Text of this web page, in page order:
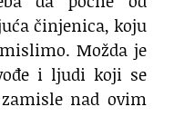
činjenica, koju
Možda je
i ljudi koji se
nad ovim